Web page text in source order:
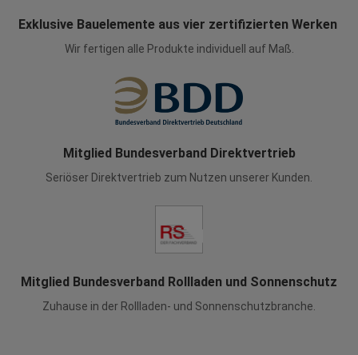
Exklusive Bauelemente aus vier zertifizierten Werken
Wir fertigen alle Produkte individuell auf Maß.
Mitglied Bundesverband Direktvertrieb
Seriöser Direktvertrieb zum Nutzen unserer Kunden.
Mitglied Bundesverband Rollladen und Sonnenschutz
Zuhause in der Rollladen- und Sonnenschutzbranche.